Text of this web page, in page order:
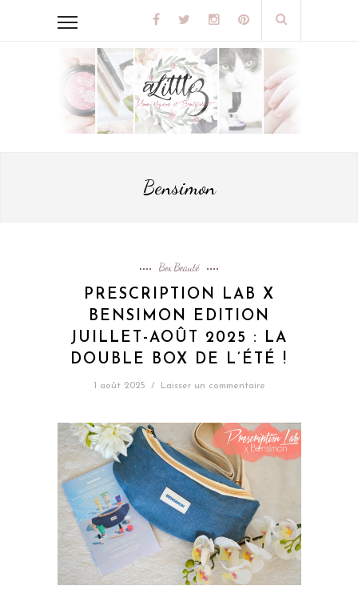
Bensimon
Box Beauté
PRESCRIPTION LAB X
BENSIMON EDITION
JUILLET-AOÛT 2025 : LA
DOUBLE BOX DE L’ÉTÉ !
1 août 2025 / Laisser un commentaire